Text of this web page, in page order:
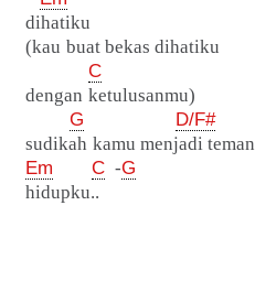
dihatiku
(kau buat bekas dihatiku
C
dengan ketulusanmu)
G
D/F#
sudikah kamu menjadi teman
Em
C -G
hidupku..